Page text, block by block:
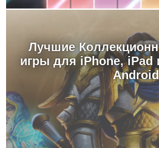
Лучшие
игры для iPhone, iPad
Android